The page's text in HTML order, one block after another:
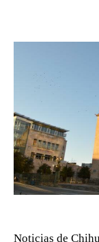
Noticias de